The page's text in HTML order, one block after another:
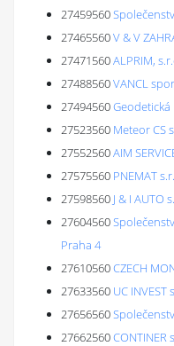
27459560
27465560V & V
27471560ALPRIM,
27488560VANCL
27494560Geodetická
27523560 Meteor CS
27552560AIM
27575560 PNEMAT
27598560 J & I AUTO
27604560
Praha 4
27610560CZECH
27633560 UC INVEST
27656560
27662560CONTINER